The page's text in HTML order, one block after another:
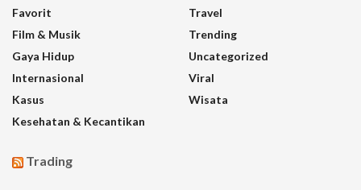
Favorit
Film & Musik
Gaya Hidup
Internasional
Kasus
Kesehatan & Kecantikan
Travel
Trending
Uncategorized
Viral
Wisata
Trading